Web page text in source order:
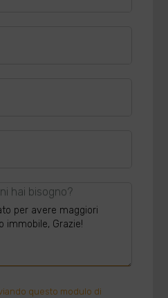
hai bisogno?
questo modulo di